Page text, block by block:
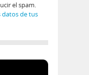
el spam.
datos de tus